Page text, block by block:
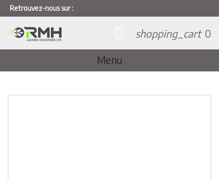
Retrouvez-nous sur :
Menu
shopping_cart 0